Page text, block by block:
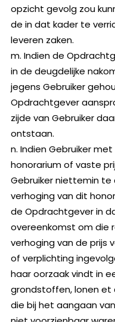
opzicht gevolg zou
de in dat kader te
leveren zaken.
m. Indien de
in de deugdelijke
jegens Gebruiker
Opdrachtgever
zijde van Gebruiker
ontstaan.
n. Indien Gebruiker
honorarium of vaste
Gebruiker niettemin
verhoging van dit
de Opdrachtgever in
overeenkomst om die
verhoging van de prijs
of verplichting
haar oorzaak vindt in
grondstoffen, lonen
die bij het aangaan